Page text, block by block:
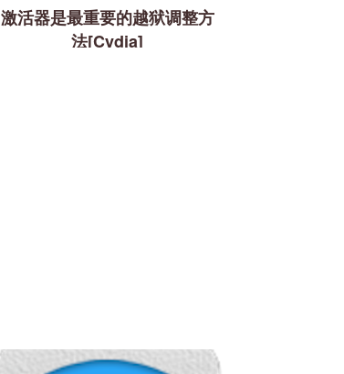
激活器是最重要的越狱调整方
法[Cydia]